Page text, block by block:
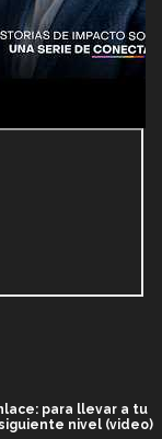
para llevar a tu
nivel (video)